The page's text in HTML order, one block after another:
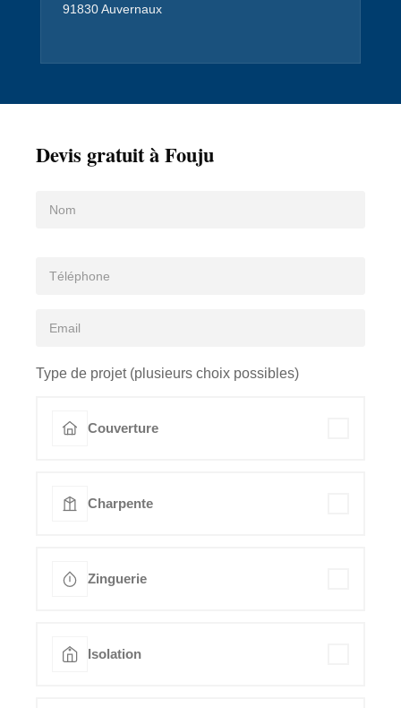
91830 Auvernaux
Devis gratuit à Fouju
Type de projet (plusieurs choix possibles)
Couverture
Charpente
Zinguerie
Isolation